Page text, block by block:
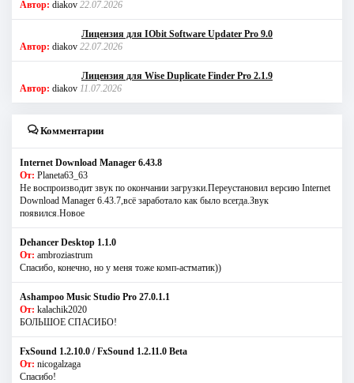
Автор: diakov 22.07.2026
Лицензия для IObit Software Updater Pro 9.0
Автор: diakov 22.07.2026
Лицензия для Wise Duplicate Finder Pro 2.1.9
Автор: diakov 11.07.2026
Комментарии
Internet Download Manager 6.43.8
От: Planeta63_63
Не воспроизводит звук по окончании загрузки.Переустановил версию Internet
Download Manager 6.43.7,всё заработало как было всегда.Звук
появился.Новое
Dehancer Desktop 1.1.0
От: ambroziastrum
Спасибо, конечно, но у меня тоже комп-астматик))
Ashampoo Music Studio Pro 27.0.1.1
От: kalachik2020
БОЛЬШОЕ СПАСИБО!
FxSound 1.2.10.0 / FxSound 1.2.11.0 Beta
От: nicogalzaga
Спасибо!